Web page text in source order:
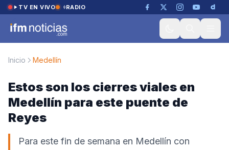
Saltar al contenido
TV EN VIVO RADIO
Inicio Medellín
Estos son los cierres viales en
Medellín para este puente de
Reyes
Para este fin de semana en Medellín con